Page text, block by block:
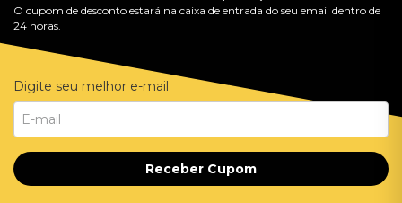
O cupom de desconto estará na caixa de entrada do seu email dentro de
24 horas.
Digite seu melhor e-mail
Receber Cupom